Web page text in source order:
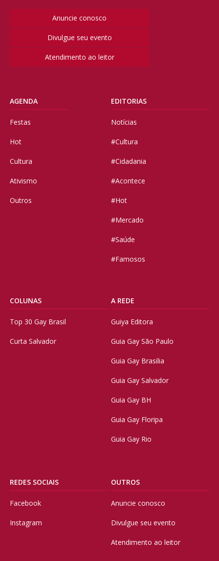
Anuncie conosco
Divulgue seu evento
Atendimento ao leitor
AGENDA
Festas
Hot
Cultura
Ativismo
Outros
EDITORIAS
Notícias
#Cultura
#Cidadania
#Acontece
#Hot
#Mercado
#Saúde
#Famosos
COLUNAS
Top 30 Gay Brasil
Curta Salvador
A REDE
Guiya Editora
Guia Gay São Paulo
Guia Gay Brasilia
Guia Gay Salvador
Guia Gay BH
Guia Gay Floripa
Guia Gay Rio
REDES SOCIAIS
Facebook
Instagram
OUTROS
Anuncie conosco
Divulgue seu evento
Atendimento ao leitor